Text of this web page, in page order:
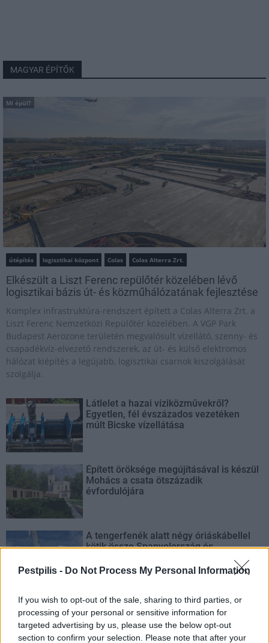
Pestpilis - Do Not Process My Personal Information
If you wish to opt-out of the sale, sharing to third parties, or
processing of your personal or sensitive information for
targeted advertising by us, please use the below opt-out
section to confirm your selection. Please note that after your
MAGYAR ÉPÍTŐK
Mi épül?
útépítés logisztikai központ Colas Colas Alterra Zrt.
Elkészült a Liszt Ferenc repülőtér közelében lévő
logisztikai bázis út- és közműhálózatának fejlesztése
Komplex infrastruktúra-rendszert épített a Colas Alterra Zrt. a
Liszt Ferenc Nemzetközi Repülőtér közelében. A VGP Park
Budapest Aerozone területén megvalósult vízellátó, szenny- és
csapadékvíz-elvezető rendszerek, az út- és külső elektromos
hálózat kiépítés a legújabb, logisztikai csarnok kiszolgálását
szolgálja.
Látlelet a hazai víziközművekről?
Egyetlen, fél évszázados vezetéken
múlt Bicske vízellátása
Épített öröksége megújításával is készül
Mohács a csata ötszázadik
évfordulójára
A tengerfenék alatt négy óriáskábellel
kötik össze Spanyolország és
hálózatát
Még több zöld, még több virág és új
játszótér Debrecen egyik legfontosabb
terén